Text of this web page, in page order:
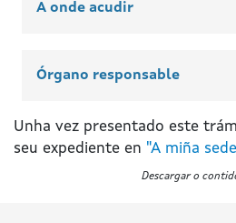
A onde acudir
Órgano responsable
Unha vez presentado este
seu expediente en "A miña
Descargar o